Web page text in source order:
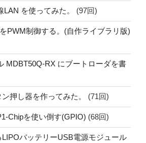
を使ってみた。 (97回)
PWM制御する。(自作ライブラリ版)
MDBT50Q-RX にブートローダを書
押し器を作ってみた。 (71回)
Chipを使い倒す(GPIO) (68回)
バッテリーUSB電源モジュール